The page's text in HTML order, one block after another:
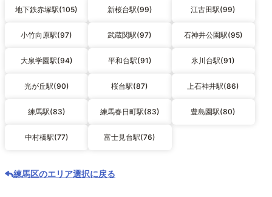
地下鉄赤塚駅(105) 新桜台駅(99) 江古田駅(99)
小竹向原駅(97) 武蔵関駅(97) 石神井公園駅(95)
大泉学園駅(94) 平和台駅(91) 氷川台駅(91)
光が丘駅(90) 桜台駅(87) 上石神井駅(86)
練馬駅(83) 練馬春日町駅(83) 豊島園駅(80)
中村橋駅(77) 富士見台駅(76)
練馬区のエリア選択に戻る